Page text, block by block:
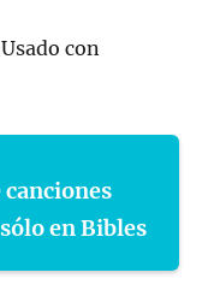
con
en Bibles